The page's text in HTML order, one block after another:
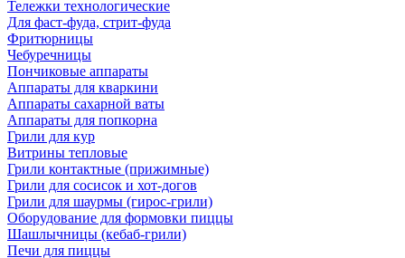
Тележки технологические
Для фаст-фуда, стрит-фуда
Фритюрницы
Чебуречницы
Пончиковые аппараты
Аппараты для кваркини
Аппараты сахарной ваты
Аппараты для попкорна
Грили для кур
Витрины тепловые
Грили контактные (прижимные)
Грили для сосисок и хот-догов
Грили для шаурмы (гирос-грили)
Оборудование для формовки пиццы
Шашлычницы (кебаб-грили)
Печи для пиццы